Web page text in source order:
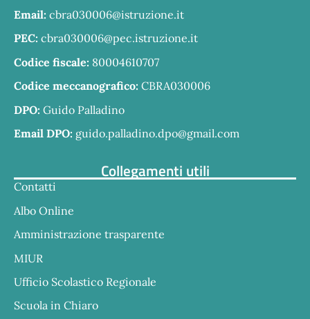
Email: cbra030006@istruzione.it
PEC: cbra030006@pec.istruzione.it
Codice fiscale: 80004610707
Codice meccanografico: CBRA030006
DPO: Guido Palladino
Email DPO: guido.palladino.dpo@gmail.com
Collegamenti utili
Contatti
Albo Online
Amministrazione trasparente
MIUR
Ufficio Scolastico Regionale
Scuola in Chiaro